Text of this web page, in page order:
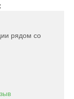
рядом со